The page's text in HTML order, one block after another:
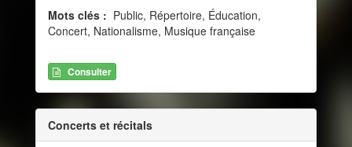
Mots clés : Public, Répertoire, Éducation,
Concert, Nationalisme, Musique française
Consulter
Concerts et récitals